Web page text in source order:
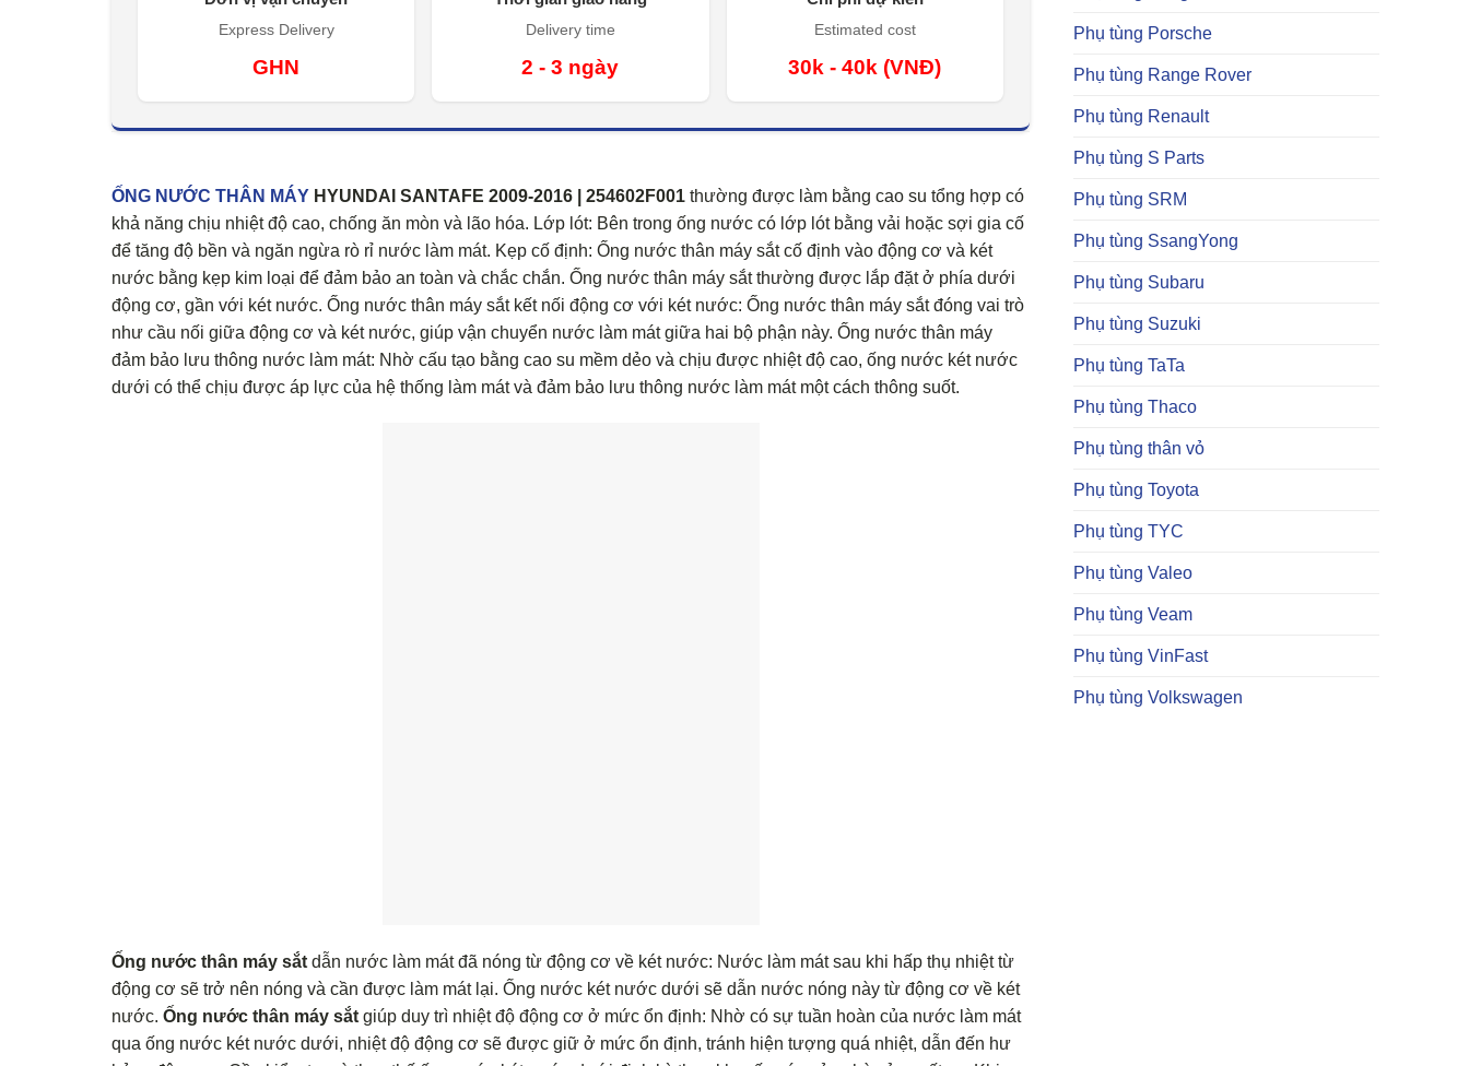
Phụ tùng Porsche
Phụ tùng Range Rover
Phụ tùng Renault
Phụ tùng S Parts
Phụ tùng SRM
Phụ tùng SsangYong
Phụ tùng Subaru
Phụ tùng Suzuki
Phụ tùng TaTa
Phụ tùng Thaco
Phụ tùng thân vỏ
Phụ tùng Toyota
Phụ tùng TYC
Phụ tùng Valeo
Phụ tùng Veam
Phụ tùng VinFast
Phụ tùng Volkswagen
Express Delivery
GHN
Delivery time
2 - 3 ngày
Estimated cost
30k - 40k (VNĐ)
ỐNG NƯỚC THÂN MÁY HYUNDAI SANTAFE 2009-2016 | 254602F001 thường được làm bằng cao su tổng hợp có
khả năng chịu nhiệt độ cao, chống ăn mòn và lão hóa. Lớp lót: Bên trong ống nước có lớp lót bằng vải hoặc sợi gia cố
để tăng độ bền và ngăn ngừa rò rỉ nước làm mát. Kẹp cố định: Ống nước thân máy sắt cố định vào động cơ và két
nước bằng kẹp kim loại để đảm bảo an toàn và chắc chắn. Ống nước thân máy sắt thường được lắp đặt ở phía dưới
động cơ, gần với két nước. Ống nước thân máy sắt kết nối động cơ với két nước: Ống nước thân máy sắt đóng vai trò
như cầu nối giữa động cơ và két nước, giúp vận chuyển nước làm mát giữa hai bộ phận này. Ống nước thân máy
đảm bảo lưu thông nước làm mát: Nhờ cấu tạo bằng cao su mềm dẻo và chịu được nhiệt độ cao, ống nước két nước
dưới có thể chịu được áp lực của hệ thống làm mát và đảm bảo lưu thông nước làm mát một cách thông suốt.
Ống nước thân máy sắt dẫn nước làm mát đã nóng từ động cơ về két nước: Nước làm mát sau khi hấp thụ nhiệt từ
động cơ sẽ trở nên nóng và cần được làm mát lại. Ống nước két nước dưới sẽ dẫn nước nóng này từ động cơ về két
nước. Ống nước thân máy sắt giúp duy trì nhiệt độ động cơ ở mức ổn định: Nhờ có sự tuần hoàn của nước làm mát
qua ống nước két nước dưới, nhiệt độ động cơ sẽ được giữ ở mức ổn định, tránh hiện tượng quá nhiệt, dẫn đến hư